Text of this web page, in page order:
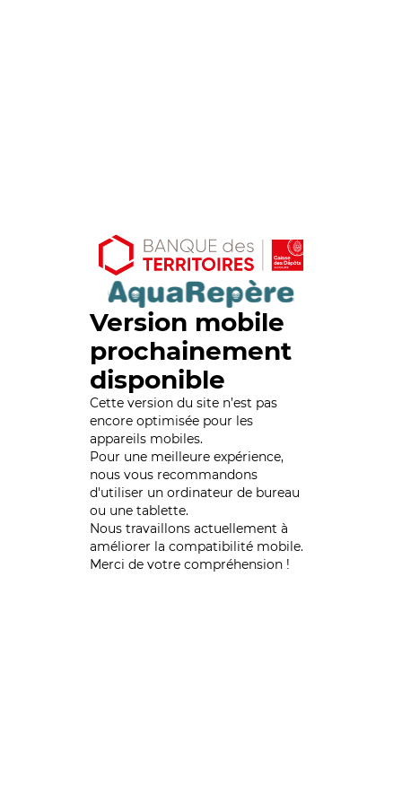
Version mobile
prochainement
disponible
Cette version du site n’est pas
encore optimisée pour les
appareils mobiles.
Pour une meilleure expérience,
nous vous recommandons
d'utiliser un ordinateur de bureau
ou une tablette.
Nous travaillons actuellement à
améliorer la compatibilité mobile.
Merci de votre compréhension !